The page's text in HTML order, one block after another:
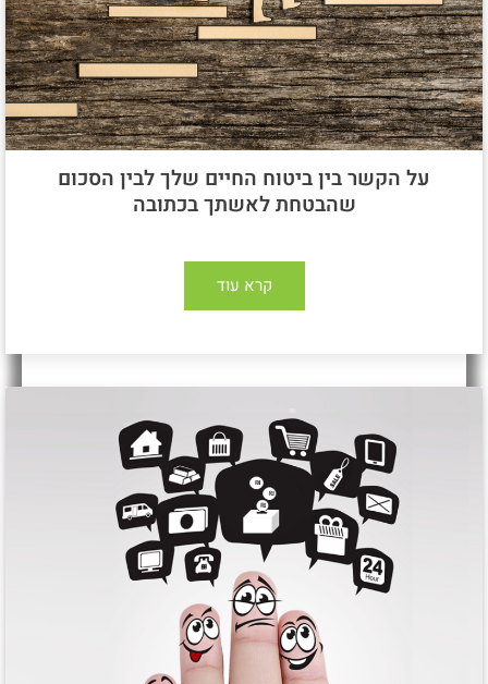
על הקשר בין ביטוח החיים שלך לבין הסכום
שהבטחת לאשתך בכתובה
קרא עוד